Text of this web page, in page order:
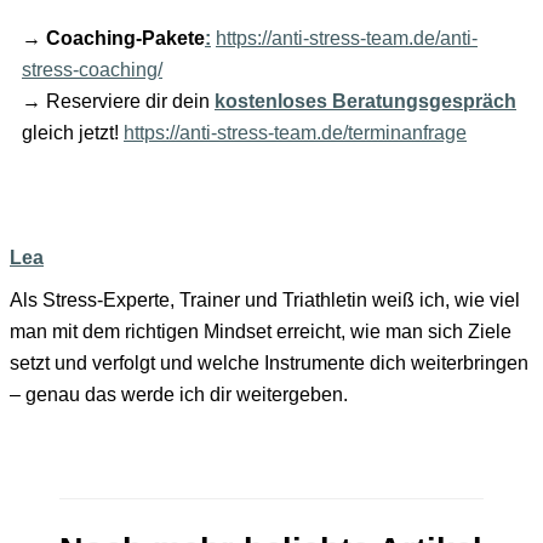
→ Coaching-Pakete: https://anti-stress-team.de/anti-
stress-coaching/
→ Reserviere dir dein kostenloses Beratungsgespräch
gleich jetzt! https://anti-stress-team.de/terminanfrage
Lea
Als Stress-Experte, Trainer und Triathletin weiß ich, wie viel
man mit dem richtigen Mindset erreicht, wie man sich Ziele
setzt und verfolgt und welche Instrumente dich weiterbringen
– genau das werde ich dir weitergeben.